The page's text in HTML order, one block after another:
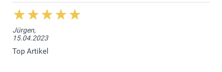
Jürgen,
15.04.2023
Top Artikel